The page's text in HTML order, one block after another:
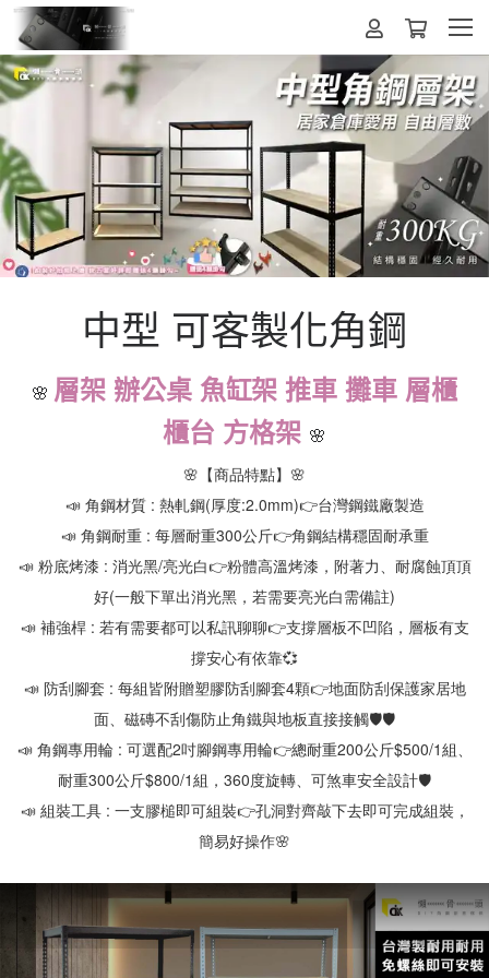
中型 可客製化角鋼
🌸 層架 辦公桌 魚缸架 推車 攤車 層櫃
櫃台 方格架 🌸
🌸【商品特點】🌸
📣 角鋼材質 : 熱軋鋼(厚度:2.0mm)👉台灣鋼鐵廠製造
📣 角鋼耐重 : 每層耐重300公斤👉角鋼結構穩固耐承重
📣 粉底烤漆 : 消光黑/亮光白👉粉體高溫烤漆，附著力、耐腐蝕頂頂
好(一般下單出消光黑，若需要亮光白需備註)
📣 補強桿 : 若有需要都可以私訊聊聊👉支撐層板不凹陷，層板有支
撐安心有依靠💞
📣 防刮腳套 : 每組皆附贈塑膠防刮腳套4顆👉地面防刮保護家居地
面、磁磚不刮傷防止角鐵與地板直接接觸🛡🛡
📣 角鋼專用輪 : 可選配2吋腳鋼專用輪👉總耐重200公斤$500/1組、
耐重300公斤$800/1組，360度旋轉、可煞車安全設計🛡
📣 組裝工具 : 一支膠槌即可組裝👉孔洞對齊敲下去即可完成組裝，
簡易好操作🌸